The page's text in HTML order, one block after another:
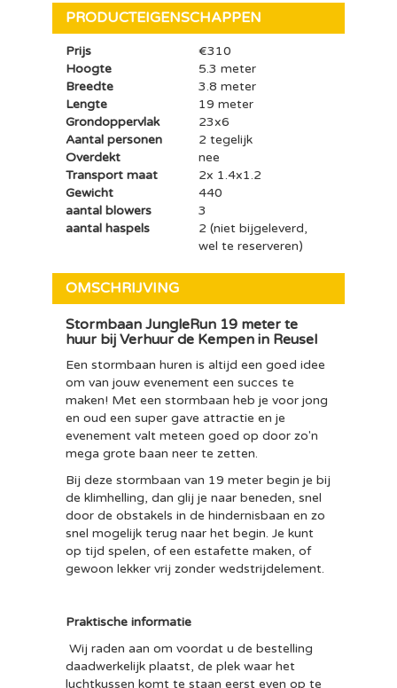
PRODUCTEIGENSCHAPPEN
Prijs
€310
Hoogte
5.3 meter
Breedte
3.8 meter
Lengte
19 meter
Grondoppervlak
23x6
Aantal personen
2 tegelijk
Overdekt
nee
Transport maat
2x 1.4x1.2
Gewicht
440
aantal blowers
3
aantal haspels
2 (niet bijgeleverd,
wel te reserveren)
OMSCHRIJVING
Stormbaan JungleRun 19 meter te
huur bij Verhuur de Kempen in Reusel
Een stormbaan huren is altijd een goed idee
om van jouw evenement een succes te
maken! Met een stormbaan heb je voor jong
en oud een super gave attractie en je
evenement valt meteen goed op door zo'n
mega grote baan neer te zetten.
Bij deze stormbaan van 19 meter begin je bij
de klimhelling, dan glij je naar beneden, snel
door de obstakels in de hindernisbaan en zo
snel mogelijk terug naar het begin. Je kunt
op tijd spelen, of een estafette maken, of
gewoon lekker vrij zonder wedstrijdelement.
Praktische informatie
Wij raden aan om voordat u de bestelling
daadwerkelijk plaatst, de plek waar het
luchtkussen komt te staan eerst even op te